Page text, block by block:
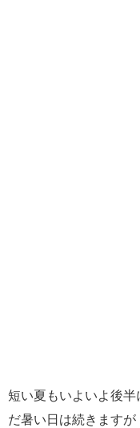
短い夏もいよいよ後半
だ暑い日は続きます